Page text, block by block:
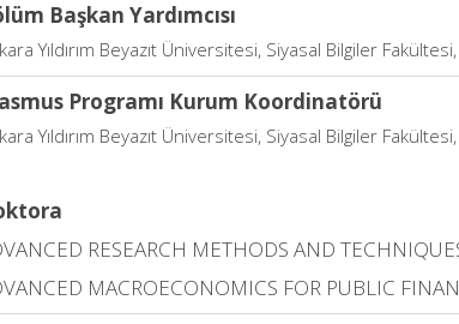
Başkan Yardımcısı
Yıldırım Beyazıt Üniversitesi, Siyasal Bilgiler
Programı Kurum Koordinatörü
Yıldırım Beyazıt Üniversitesi, Siyasal Bilgiler
RESEARCH METHODS AND
MACROECONOMICS FOR PUBLIC